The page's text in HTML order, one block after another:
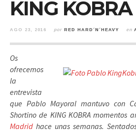
KING KOBRA
AGO 23, 2016 por RED HARD´N´HEAVY en
Os
ofrecemos
la
entrevista
que Pablo Mayoral mantuvo con
Shortino de KING KOBRA momentos
Madrid hace unas semanas.